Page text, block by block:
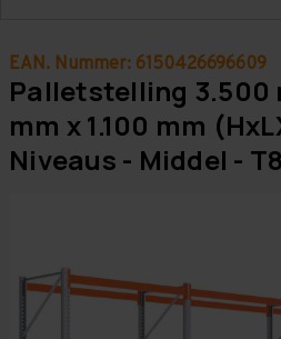
EAN. Nummer: 6150426696609
Palletstelling 3.500
mm x 1.100 mm
Niveaus - Middel -